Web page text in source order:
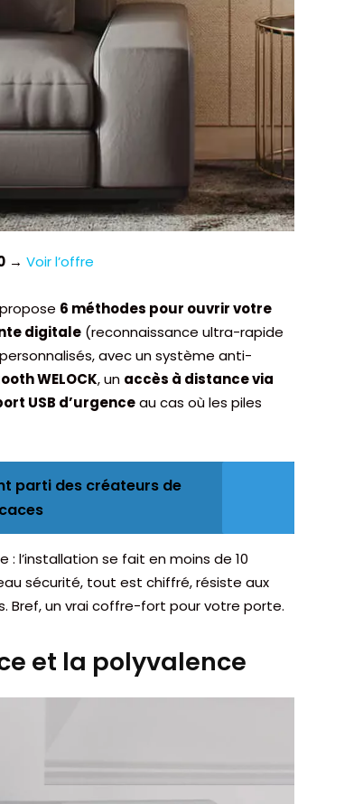
→ Voir l’offre
6 méthodes pour ouvrir votre
digitale (reconnaissance ultra-rapide
avec un système anti-
WELOCK, un accès à distance via
USB d’urgenceau cas où les piles
parti des créateurs de
: l’installation se fait en moins de 10
sécurité, tout est chiffré, résiste aux
Bref, un vrai coffre-fort pour votre porte.
et la polyvalence